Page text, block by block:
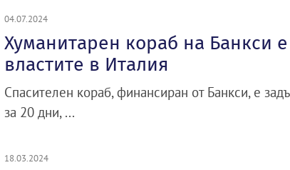
04.07.2024
Хуманитарен кораб на Банкси
властите в Италия
Спасителен кораб, финансиран от Банкси, е
за 20 дни, ...
18.03.2024